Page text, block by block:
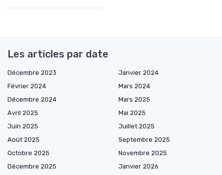
Les articles par date
Décembre 2023
Janvier 2024
Février 2024
Mars 2024
Décembre 2024
Mars 2025
Avril 2025
Mai 2025
Juin 2025
Juillet 2025
Août 2025
Septembre 2025
Octobre 2025
Novembre 2025
Décembre 2025
Janvier 2026